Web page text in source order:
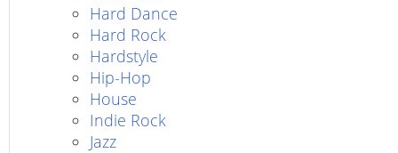
Hard Dance
Hard Rock
Hardstyle
Hip-Hop
House
Indie Rock
Jazz